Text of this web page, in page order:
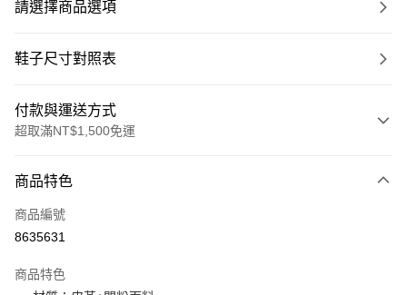
請選擇商品選項
鞋子尺寸對照表
付款與運送方式
超取滿NT$1,500免運
信用卡一次付款
信用卡分期付款
合作金庫商業銀行
超商取貨付款
商品特色
商品編號
8635631
商品特色